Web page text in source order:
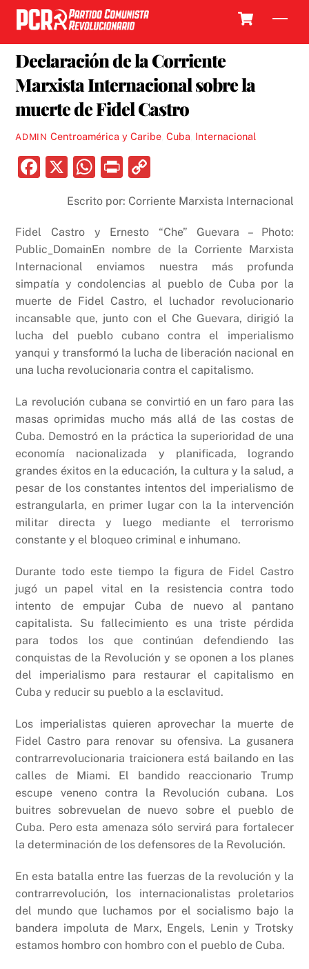
Skip
content
Declaración de la Corriente
Marxista Internacional sobre la
muerte de Fidel Castro
ADMIN Centroamérica y Caribe, Cuba Internacional
F
e
b
o
o
k
X
W
at
s
A
p
p
P
nt p
y
Li
n
k
Escrito por: Corriente Marxista Internacional
Fidel Castro y Ernesto “Che” Guevara – Photo:
Public_DomainEn nombre de la Corriente Marxista
Internacional enviamos nuestra más profunda
simpatía y condolencias al pueblo de Cuba por la
muerte de Fidel Castro, el luchador revolucionario
incansable que, junto con el Che Guevara, dirigió la
lucha del pueblo cubano contra el imperialismo
yanqui y transformó la lucha de liberación nacional en
una lucha revolucionaria contra el capitalismo.
La revolución cubana se convirtió en un faro para las
masas oprimidas mucho más allá de las costas de
Cuba. Demostró en la práctica la superioridad de una
economía nacionalizada y planificada, logrando
grandes éxitos en la educación, la cultura y la salud, a
pesar de los constantes intentos del imperialismo de
estrangularla, en primer lugar con la la intervención
militar directa y luego mediante el terrorismo
constante y el bloqueo criminal e inhumano.
Durante todo este tiempo la figura de Fidel Castro
jugó un papel vital en la resistencia contra todo
intento de empujar Cuba de nuevo al pantano
capitalista. Su fallecimiento es una triste pérdida
para todos los que continúan defendiendo las
conquistas de la Revolución y se oponen a los planes
del imperialismo para restaurar el capitalismo en
Cuba y reducir su pueblo a la esclavitud.
Los imperialistas quieren aprovechar la muerte de
Fidel Castro para renovar su ofensiva. La gusanera
contrarrevolucionaria traicionera está bailando en las
calles de Miami. El bandido reaccionario Trump
escupe veneno contra la Revolución cubana. Los
buitres sobrevuelan de nuevo sobre el pueblo de
Cuba. Pero esta amenaza sólo servirá para fortalecer
la determinación de los defensores de la Revolución.
En esta batalla entre las fuerzas de la revolución y la
contrarrevolución, los internacionalistas proletarios
del mundo que luchamos por el socialismo bajo la
bandera impoluta de Marx, Engels, Lenin y Trotsky
estamos hombro con hombro con el pueblo de Cuba.